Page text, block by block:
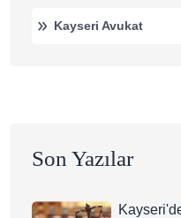
Kayseri Avukat
Son Yazılar